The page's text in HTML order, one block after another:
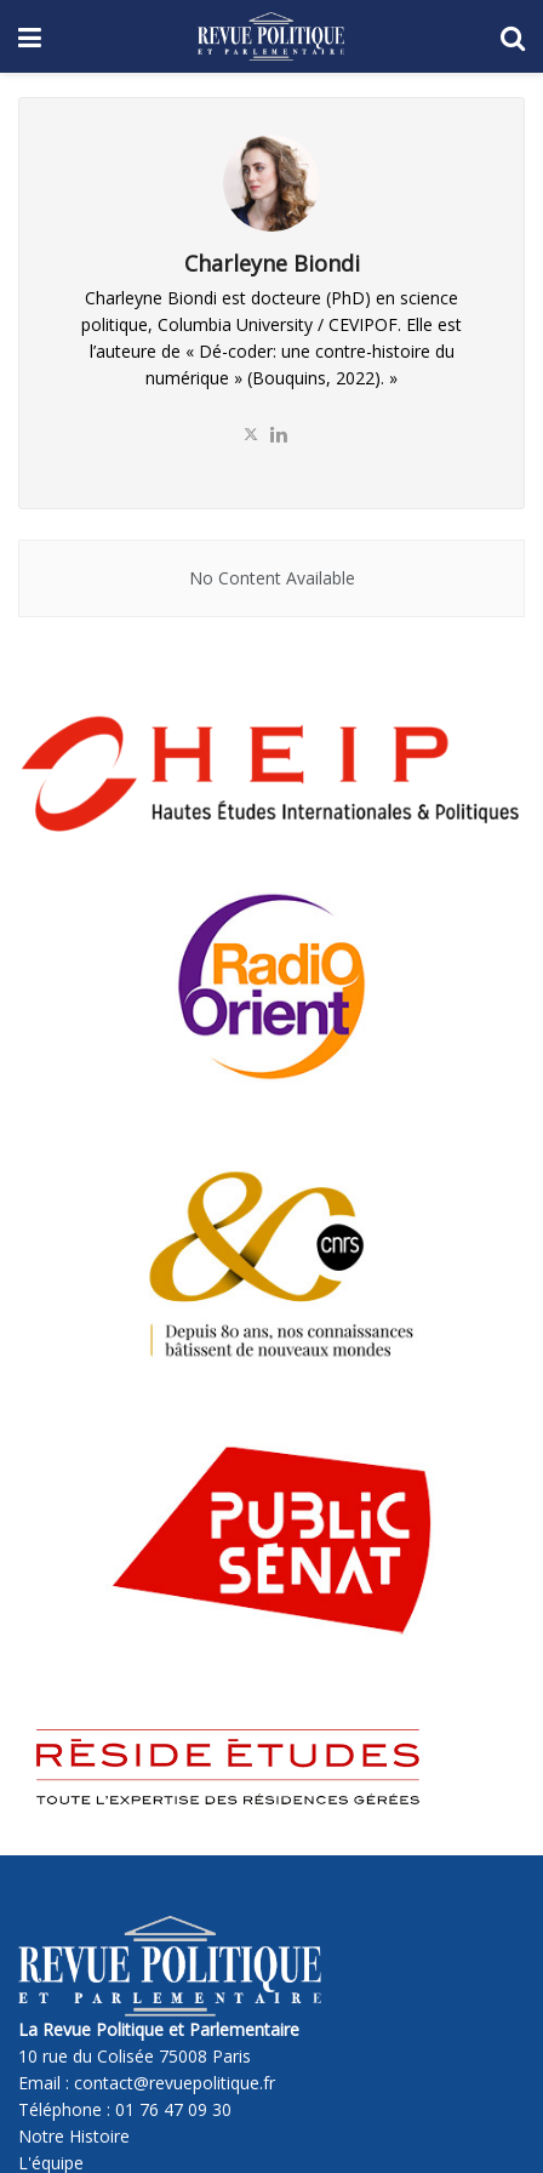
Charleyne Biondi
Charleyne Biondi est docteure (PhD) en science
politique, Columbia University / CEVIPOF. Elle est
l’auteure de « Dé-coder: une contre-histoire du
numérique » (Bouquins, 2022). »
No Content Available
La Revue Politique et Parlementaire
10 rue du Colisée 75008 Paris
Email : contact@revuepolitique.fr
Téléphone : 01 76 47 09 30
Notre Histoire
L'équipe